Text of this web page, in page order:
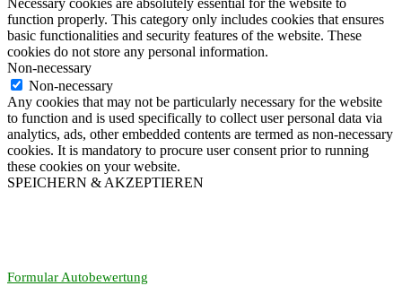
Necessary cookies are absolutely essential for the website to
function properly. This category only includes cookies that ensures
basic functionalities and security features of the website. These
cookies do not store any personal information.
Non-necessary
Non-necessary
Any cookies that may not be particularly necessary for the website
to function and is used specifically to collect user personal data via
analytics, ads, other embedded contents are termed as non-necessary
cookies. It is mandatory to procure user consent prior to running
these cookies on your website.
SPEICHERN & AKZEPTIEREN
Formular Autobewertung